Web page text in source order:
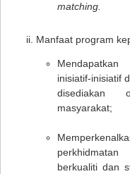
matching.
Manfaat program
inisiatif-inisiatif
disediakan
masyarakat;
berkualiti dan